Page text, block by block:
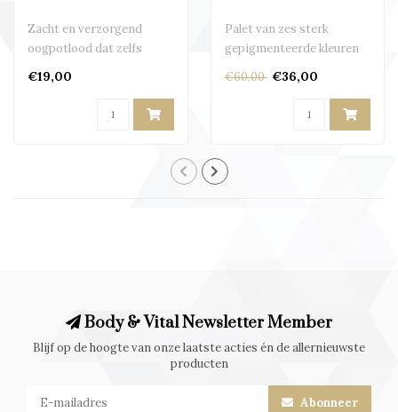
Zacht en verzorgend
oogpotlood dat zelfs
geschikt is voor gevoelige
ogen..
€19,00
Palet van zes sterk
gepigmenteerde kleuren
op mineraal basis
€60,00 €36,00
Body & Vital Newsletter Member
Blijf op de hoogte van onze laatste acties én de allernieuwste
producten
Abonneer